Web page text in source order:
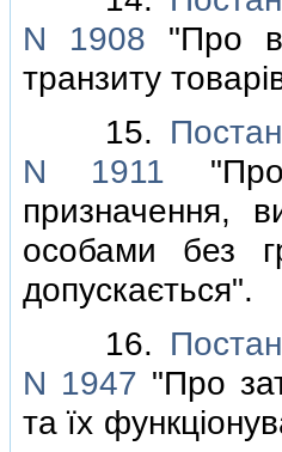
N 1908 "Про
транзиту
15.
N 1911 "Про
призначення,
особами без
допускається".
16.
N 1947 "Про
та їх